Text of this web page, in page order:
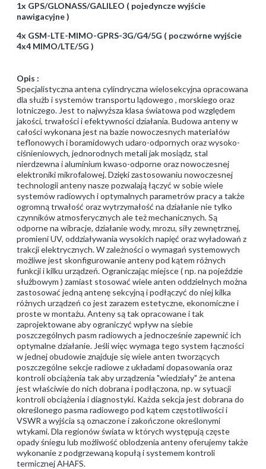
1x GPS/GLONASS/GALILEO ( pojedyncze wyjście
nawigacyjne )
4x GSM-LTE-MIMO-GPRS-3G/G4/5G ( poczwórne wyjście
4x4 MIMO/LTE/5G )
Opis :
Specjalistyczna antena cylindryczna wielosekcyjna opracowana
dla służb i systemów transportu lądowego , morskiego oraz
lotniczego. Jest to najwyższa klasa światowa pod względem
jakości, trwałości i efektywności działania. Budowa anteny w
całości wykonana jest na bazie nowoczesnych materiałów
teflonowych i boramidowych udaro-odpornych oraz wysoko-
ciśnieniowych, jednorodnych metali jak mosiądz, stal
nierdzewna i aluminium kwaso-odporne oraz nowoczesnej
elektroniki mikrofalowej. Dzięki zastosowaniu nowoczesnej
technologii anteny nasze pozwalają łączyć w sobie wiele
systemów radiowych i optymalnych parametrów pracy a także
ogromną trwałość oraz wytrzymałość na działanie nie tylko
czynników atmosferycznych ale też mechanicznych. Są
odporne na wibracje, działanie wody, mrozu, siły zewnętrznej,
promieni UV, oddziaływania wysokich napięć oraz wyładowań z
trakcji elektrycznych. W zależności o wymagań systemowych
możliwe jest skonfigurowanie anteny pod kątem różnych
funkcji i kilku urządzeń. Ograniczając miejsce ( np. na pojeździe
służbowym ) zamiast stosować wiele anten oddzielnych można
zastosować jedną antenę sekcyjną i podłączyć do niej kilka
różnych urządzeń co jest zarazem estetyczne, ekonomiczne i
proste w montażu. Anteny są tak opracowane i tak
zaprojektowane aby ograniczyć wpływ na siebie
poszczególnych pasm radiowych a jednocześnie zapewnić ich
optymalne działanie. Jeśli więc wymaga tego system łączności
w jednej obudowie znajduje się wiele anten tworzących
poszczególne sekcje radiowe z układami dopasowania oraz
kontroli obciążenia tak aby urządzenia "wiedziały" że antena
jest właściwie do nich dobrana i podłączona, np. w sytuacji
kontroli obciążenia i diagnostyki. Każda sekcja jest dobrana do
określonego pasma radiowego pod kątem częstotliwości i
VSWR a wyjścia są oznaczone i zakończone określonymi
wtykami. Dla regionów świata w których występują częste
opady śniegu lub możliwość oblodzenia anteny oferujemy także
wykonanie z podgrzewaną kopułą i systemem kontroli
termicznej AHAFS.